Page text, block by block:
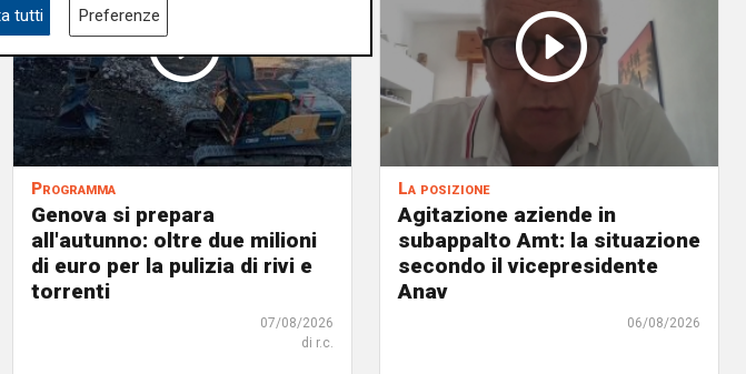
Programma
Genova si prepara
all'autunno: oltre due milioni
di euro per la pulizia di rivi e
torrenti
07/08/2026
di r.c.
La posizione
Agitazione aziende in
subappalto Amt: la situazione
secondo il vicepresidente
Anav
06/08/2026
tutti Preferenze